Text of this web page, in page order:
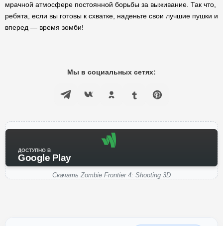
мрачной атмосфере постоянной борьбы за выживание. Так что,
ребята, если вы готовы к схватке, наденьте свои лучшие пушки и
вперед — время зомби!
Мы в социальных сетях:
ДОСТУПНО В
Google Play
Скачать Zombie Frontier 4: Shooting 3D